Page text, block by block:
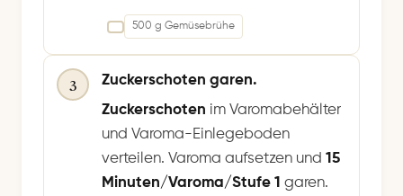
500 g Gemüsebrühe
3
Zuckerschoten garen.
Zuckerschoten im Varomabehälter
und Varoma-Einlegeboden
verteilen. Varoma aufsetzen und 15
Minuten/Varoma/Stufe 1 garen.